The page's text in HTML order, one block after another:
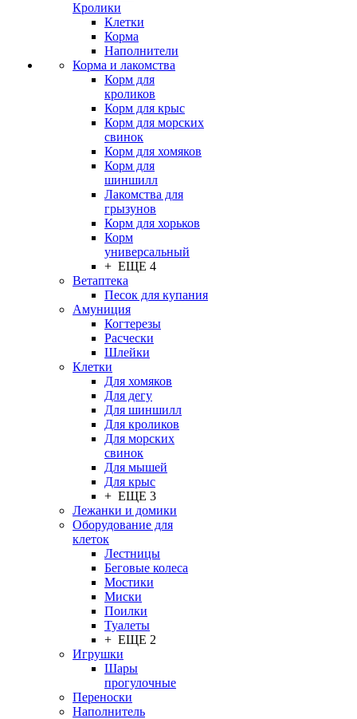
Кролики
Клетки
Корма
Наполнители
Корма и лакомства
Корм для
кроликов
Корм для крыс
Корм для морских
свинок
Корм для хомяков
Корм для
шиншилл
Лакомства для
грызунов
Корм для хорьков
Корм
универсальный
+ ЕЩЕ 4
Ветаптека
Песок для купания
Амуниция
Когтерезы
Расчески
Шлейки
Клетки
Для хомяков
Для дегу
Для шиншилл
Для кроликов
Для морских
свинок
Для мышей
Для крыс
+ ЕЩЕ 3
Лежанки и домики
Оборудование для
клеток
Лестницы
Беговые колеса
Мостики
Миски
Поилки
Туалеты
+ ЕЩЕ 2
Игрушки
Шары
прогулочные
Переноски
Наполнитель